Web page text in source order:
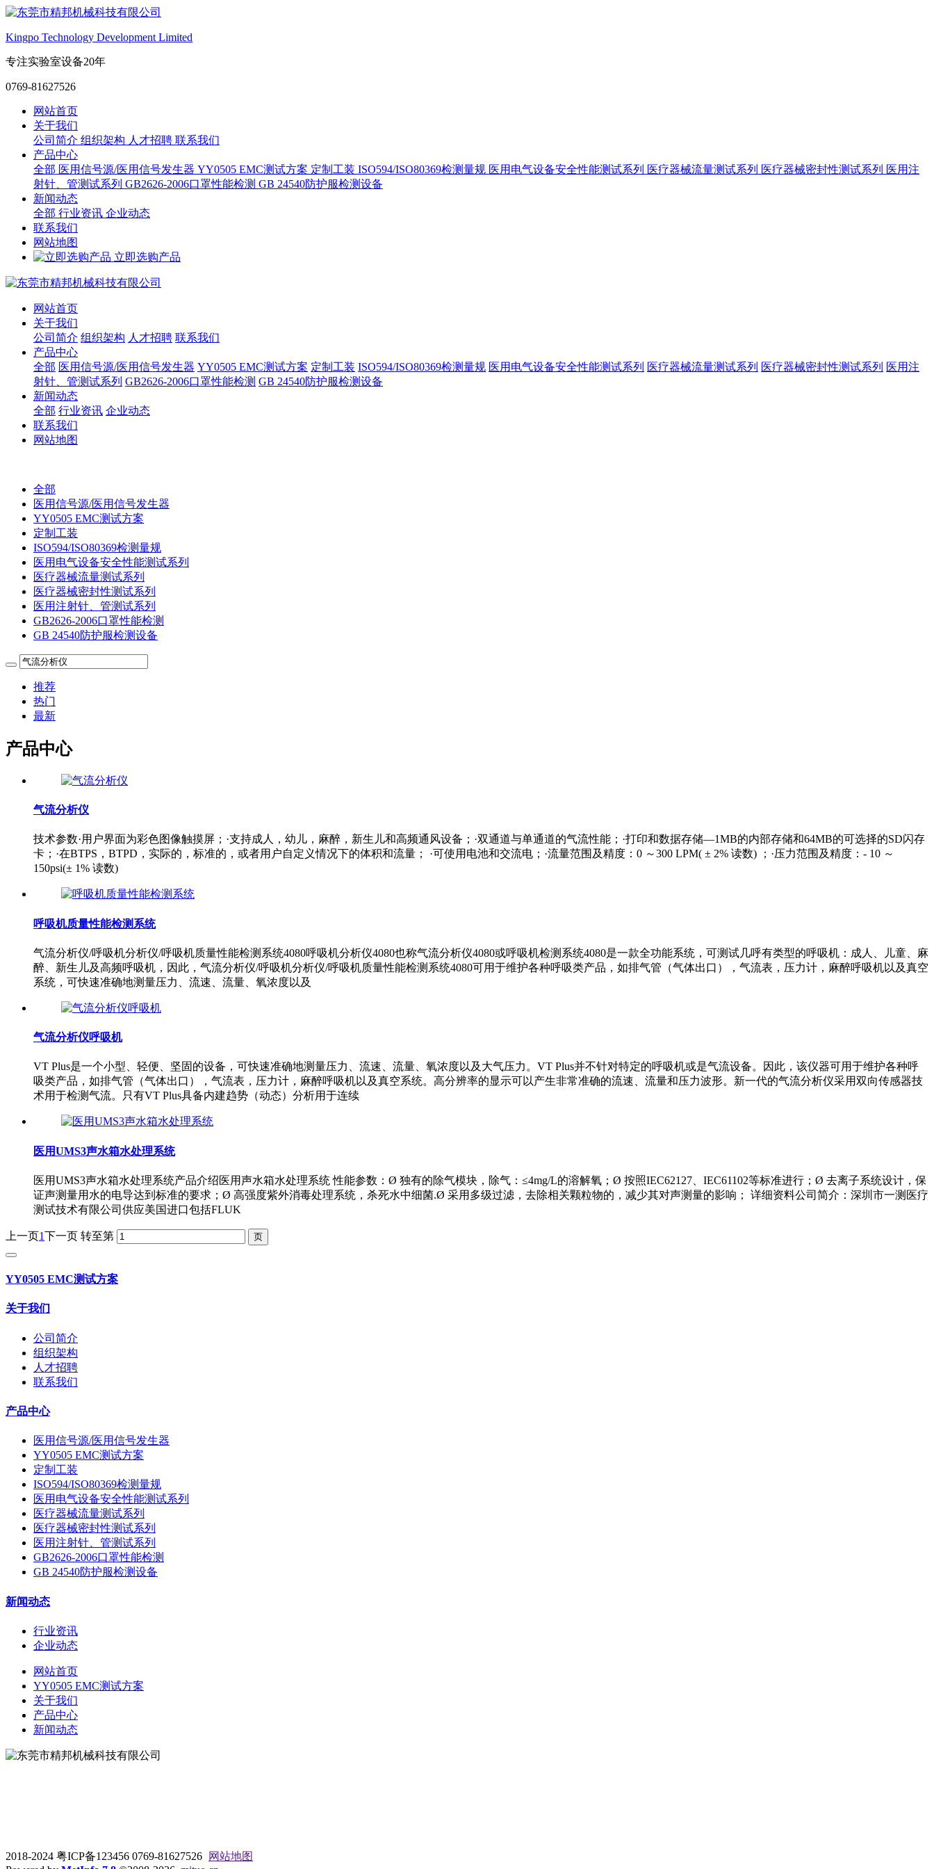
Kingpo Technology Development Limited
专注实验室设备20年
0769-81627526
网站首页
关于我们
公司简介 组织架构 人才招聘 联系我们
产品中心
全部 医用信号源/医用信号发生器 YY0505 EMC测试方案 定制工装 ISO594/ISO80369检测量规 医用电气设备安全性能测试系列 医疗器械流量测试系列 医疗器械密封性测试系列 医用注
射针、管测试系列 GB2626-2006口罩性能检测 GB 24540防护服检测设备
新闻动态
全部 行业资讯 企业动态
联系我们
网站地图
立即选购产品
网站首页
关于我们
公司简介 组织架构 人才招聘 联系我们
产品中心
全部 医用信号源/医用信号发生器 YY0505 EMC测试方案 定制工装 ISO594/ISO80369检测量规 医用电气设备安全性能测试系列 医疗器械流量测试系列 医疗器械密封性测试系列 医用注
射针、管测试系列 GB2626-2006口罩性能检测 GB 24540防护服检测设备
新闻动态
全部 行业资讯 企业动态
联系我们
网站地图
全部
医用信号源/医用信号发生器
YY0505 EMC测试方案
定制工装
ISO594/ISO80369检测量规
医用电气设备安全性能测试系列
医疗器械流量测试系列
医疗器械密封性测试系列
医用注射针、管测试系列
GB2626-2006口罩性能检测
GB 24540防护服检测设备
推荐
热门
最新
产品中心
气流分析仪
技术参数·用户界面为彩色图像触摸屏；·支持成人，幼儿，麻醉，新生儿和高频通风设备；·双通道与单通道的气流性能；·打印和数据存储—1MB的内部存储和64MB的可选择的SD闪存
卡；·在BTPS，BTPD，实际的，标准的，或者用户自定义情况下的体积和流量； ·可使用电池和交流电；·流量范围及精度：0 ～300 LPM( ± 2% 读数) ；·压力范围及精度：- 10 ～
150psi(± 1% 读数)
呼吸机质量性能检测系统
气流分析仪/呼吸机分析仪/呼吸机质量性能检测系统4080呼吸机分析仪4080也称气流分析仪4080或呼吸机检测系统4080是一款全功能系统，可测试几呼有类型的呼吸机：成人、儿童、麻
醉、新生儿及高频呼吸机，因此，气流分析仪/呼吸机分析仪/呼吸机质量性能检测系统4080可用于维护各种呼吸类产品，如排气管（气体出口），气流表，压力计，麻醉呼吸机以及真空
系统，可快速准确地测量压力、流速、流量、氧浓度以及
气流分析仪呼吸机
VT Plus是一个小型、轻便、坚固的设备，可快速准确地测量压力、流速、流量、氧浓度以及大气压力。VT Plus并不针对特定的呼吸机或是气流设备。因此，该仪器可用于维护各种呼
吸类产品，如排气管（气体出口），气流表，压力计，麻醉呼吸机以及真空系统。高分辨率的显示可以产生非常准确的流速、流量和压力波形。新一代的气流分析仪采用双向传感器技
术用于检测气流。只有VT Plus具备内建趋势（动态）分析用于连续
医用UMS3声水箱水处理系统
医用UMS3声水箱水处理系统产品介绍医用声水箱水处理系统 性能参数：Ø 独有的除气模块，除气：≤4mg/L的溶解氧；Ø 按照IEC62127、IEC61102等标准进行；Ø 去离子系统设计，保
证声测量用水的电导达到标准的要求；Ø 高强度紫外消毒处理系统，杀死水中细菌.Ø 采用多级过滤，去除相关颗粒物的，减少其对声测量的影响； 详细资料公司简介：深圳市一测医疗
测试技术有限公司供应美国进口包括FLUK
上一页1下一页 转至第
YY0505 EMC测试方案
关于我们
公司简介
组织架构
人才招聘
联系我们
产品中心
医用信号源/医用信号发生器
YY0505 EMC测试方案
定制工装
ISO594/ISO80369检测量规
医用电气设备安全性能测试系列
医疗器械流量测试系列
医疗器械密封性测试系列
医用注射针、管测试系列
GB2626-2006口罩性能检测
GB 24540防护服检测设备
新闻动态
行业资讯
企业动态
网站首页
YY0505 EMC测试方案
关于我们
产品中心
新闻动态
2018-2024 粤ICP备123456 0769-81627526
网站地图